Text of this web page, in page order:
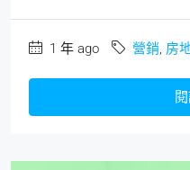
1 年 ago 營銷, 房